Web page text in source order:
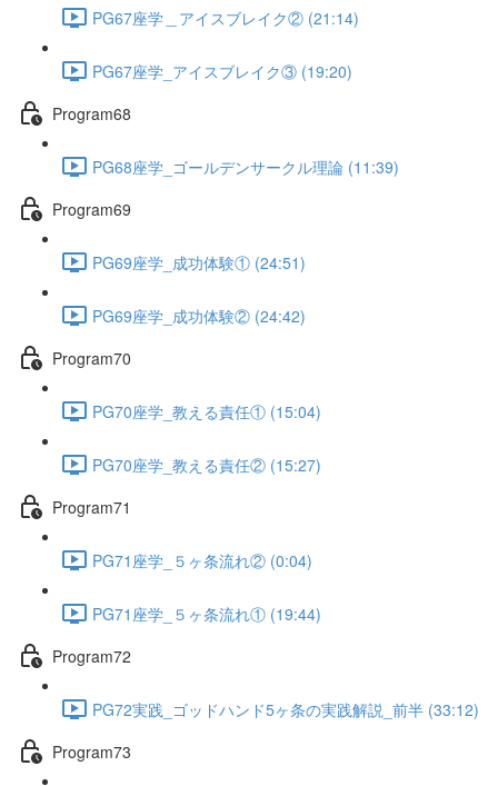
PG67座学＿アイスブレイク② (21:14)
PG67座学_アイスブレイク③ (19:20)
Program68
PG68座学_ゴールデンサークル理論 (11:39)
Program69
PG69座学_成功体験① (24:51)
PG69座学_成功体験② (24:42)
Program70
PG70座学_教える責任① (15:04)
PG70座学_教える責任② (15:27)
Program71
PG71座学_５ヶ条流れ② (0:04)
PG71座学_５ヶ条流れ① (19:44)
Program72
PG72実践_ゴッドハンド5ヶ条の実践解説_前半 (33:12)
Program73